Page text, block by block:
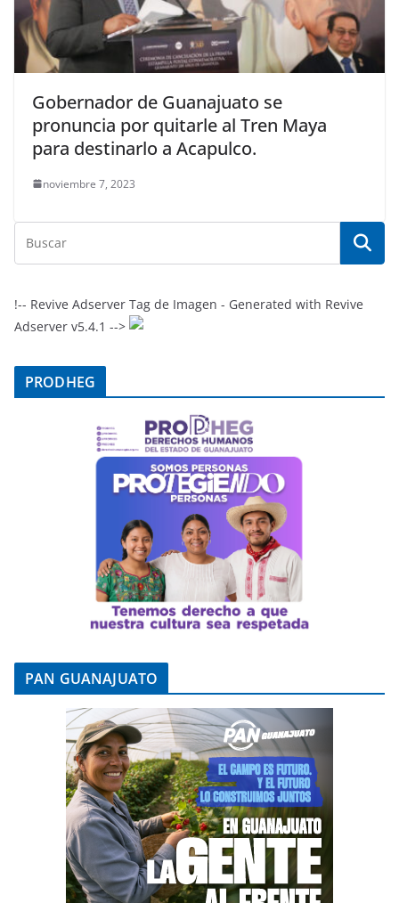
Gobernador de Guanajuato se
pronuncia por quitarle al Tren Maya
para destinarlo a Acapulco.
noviembre 7, 2023
!-- Revive Adserver Tag de Imagen - Generated with Revive
Adserver v5.4.1 -->
PRODHEG
PAN GUANAJUATO